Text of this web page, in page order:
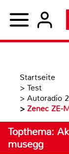
Startseite
> Test
> Autoradio
> Zenec ZE-
Topthema:
musegg